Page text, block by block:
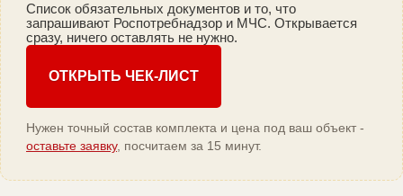
Список обязательных документов и то, что
запрашивают Роспотребнадзор и МЧС. Открывается
сразу, ничего оставлять не нужно.
ОТКРЫТЬ ЧЕК-ЛИСТ
Нужен точный состав комплекта и цена под ваш объект -
оставьте заявку, посчитаем за 15 минут.